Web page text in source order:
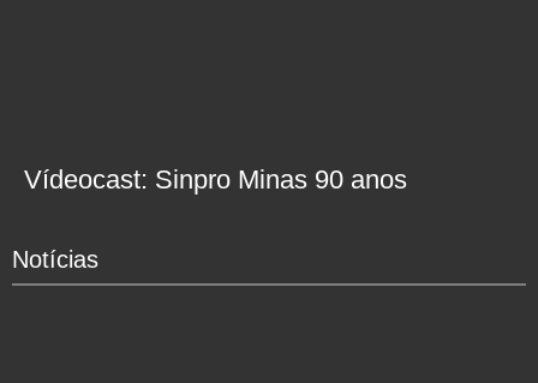
Vídeocast: Sinpro Minas 90 anos
Notícias